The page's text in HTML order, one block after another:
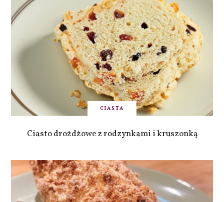
CIASTA
Ciasto drożdżowe z rodzynkami i kruszonką